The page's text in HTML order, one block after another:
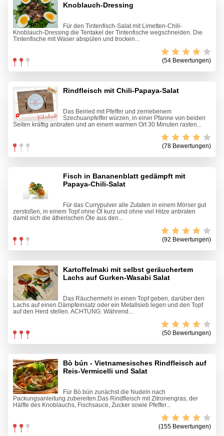
Knoblauch-Dressing
Für den Tintenfisch-Salat mit Limetten-Chili-
Knoblauch-Dressing die Tentakel der Tintenfische wegschneiden. Die
Tintenfische mit Waser abspülen und trocken...
(54 Bewertungen)
Rindfleisch mit Chili-Papaya-Salat
Das Beiried mit Pfeffer und zerriebenem
Szechuanpfeffer würzen, in einer Pfanne von beiden
Seiten kräftig anbraten und an einem warmen Ort 30 Minuten rasten...
(78 Bewertungen)
Fisch in Bananenblatt gedämpft mit
Papaya-Chili-Salat
Für das Currypulver alle Zutaten in einem Mörser gut
zerstoßen, in einem Topf ohne Öl kurz und ohne viel Hitze anbraten
damit sich die ätherischen Öle aus den...
(92 Bewertungen)
Kartoffelmaki mit selbst geräuchertem
Lachs auf Gurken-Wasabi Salat
Das Räuchermehl in einen Topf geben, darüber den
Lachs auf einen Dämpfeinsatz oder ein Metallsieb legen und den Topf
auf den Herd stellen. ACHTUNG: Während...
(50 Bewertungen)
Bò bún - Vietnamesisches Rindfleisch auf
Reis-Vermicelli und Salat
Für Bò bún zunächst die Nudeln nach
Packungsanleitung zubereiten.Das Rindfleisch mit Zitronengras, der
Hälfte des Knoblauchs, Fischsauce, Zucker sowie Pfeffer...
(155 Bewertungen)